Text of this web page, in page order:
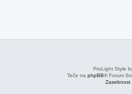
ProLight Style
Teče na phpBB® Forum
Zasebnost